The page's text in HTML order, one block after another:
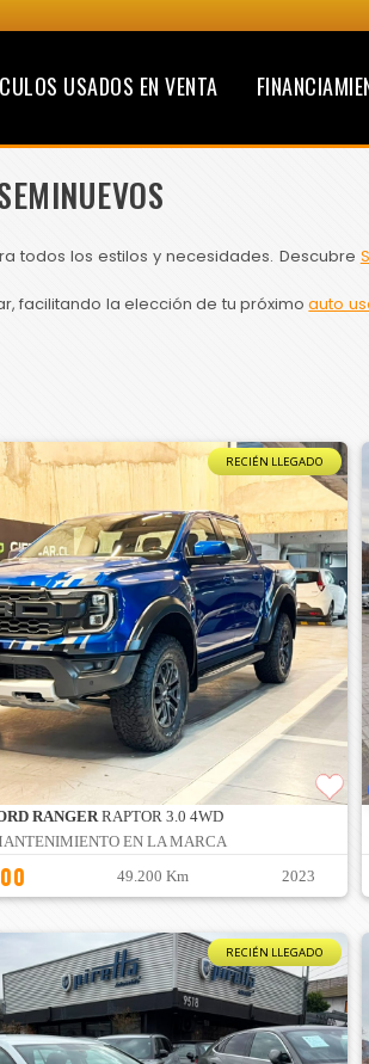
USADOS EN VENTA
todos los estilos y necesidades. Descubre
facilitando la elección de tu próximoauto
RECIÉN LLEGADO
RANGERRAPTOR 3.0 4WD
EN LA MARCA
49.200 Km 2023
RECIÉN LLEGADO